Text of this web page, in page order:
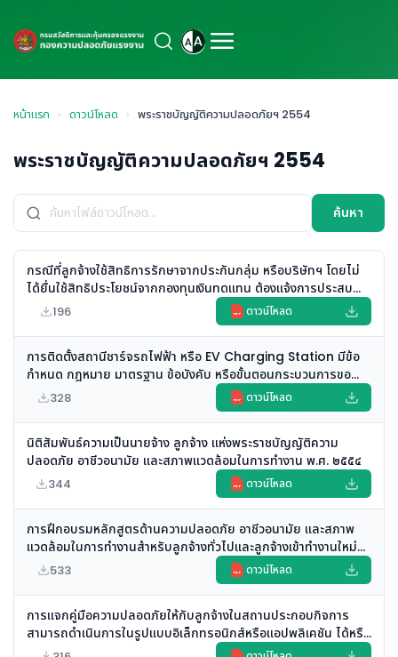
หน้าแรก › ดาวน์โหลด › พระราชบัญญัติความปลอดภัยฯ 2554
พระราชบัญญัติความปลอดภัยฯ 2554
ค้นหา
กรณีที่ลูกจ้างใช้สิทธิการรักษาจากประกันกลุ่ม หรือบริษัทฯ โดยไม่
ได้ยื่นใช้สิทธิประโยชน์จากกองทุนเงินทดแทน ต้องแจ้งการประสบ
อันตรายต่อพนักงานตรวจความปลอดภัย ตามมาตรา 34 (3) แห่ง
พระราชบัญญัติความปลอดภัยฯ พ.ศ. 2554 หรือไม่
196 PDF ดาวน์โหลด
การติดตั้งสถานีชาร์จรถไฟฟ้า หรือ EV Charging Station มีข้อ
กำหนด กฎหมาย มาตรฐาน ข้อบังคับ หรือขั้นตอนกระบวนการขอ
อนุญาต ภายใต้ การกำกับดูแลของกรมสวัสดิการและคุ้มครอง
328 PDF ดาวน์โหลด
นิติสัมพันธ์ความเป็นนายจ้าง ลูกจ้าง แห่งพระราชบัญญัติความ
ปลอดภัย อาชีวอนามัย และสภาพแวดล้อมในการทำงาน พ.ศ. ๒๕๕๔
344 PDF ดาวน์โหลด
การฝึกอบรมหลักสูตรด้านความปลอดภัย อาชีวอนามัย และสภาพ
แวดล้อมในการทำงานสำหรับลูกจ้างทั่วไปและลูกจ้างเข้าทำงานใหม่
หรือมีการเปลี่ยนงาน โดยใช้วิธีการศึกษาด้วยตนเองด้วยสื่อ
อิเล็กทรอนิกส์ หรือการฝึกอบรมออนไลน์ สามารถดำเนินการได้หรือ
ไม่
533 PDF ดาวน์โหลด
การแจกคู่มือความปลอดภัยให้กับลูกจ้างในสถานประกอบกิจการ
สามารถดำเนินการในรูปแบบอิเล็กทรอนิกส์หรือแอปพลิเคชัน ได้หรือ